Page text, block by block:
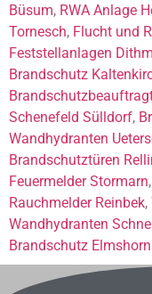
Büsum, RWA Anlage
Tornesch, Flucht und
Feststellanlagen
Brandschutz
Schenefeld Sülldorf,
Wandhydranten
Brandschutztüren
Feuermelder Stormarn,
Rauchmelder Reinbek,
Wandhydranten
Brandschutz Elmshorn